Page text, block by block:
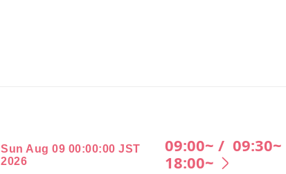
Sun Aug 09 00:00:00 JST
2026
09:00~ /
18:00~